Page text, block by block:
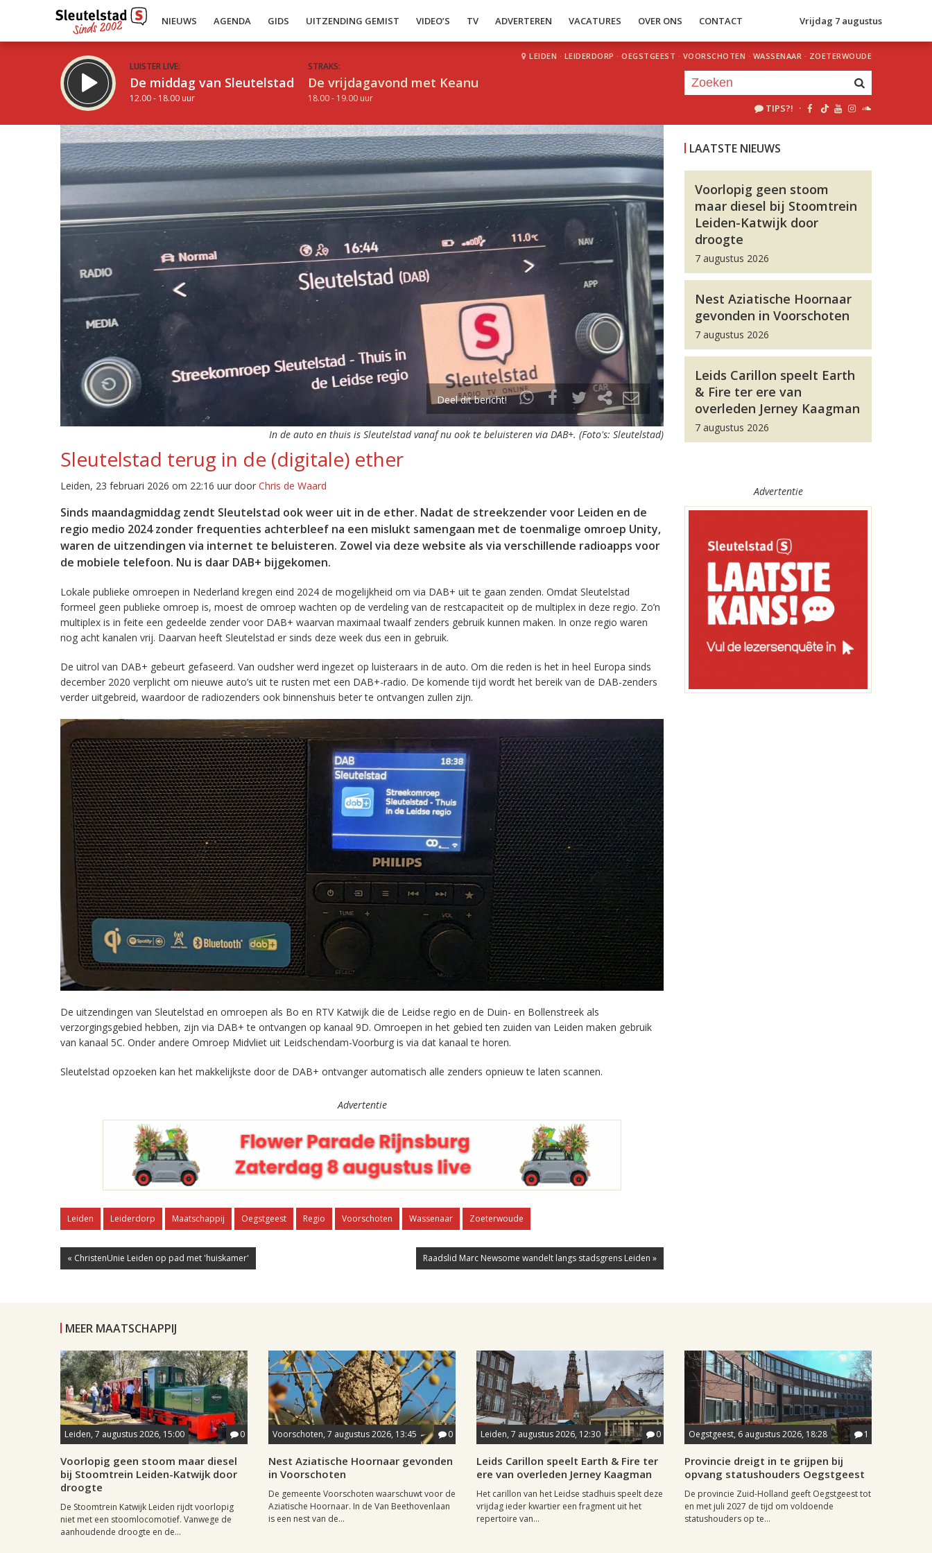
NIEUWS AGENDA GIDS UITZENDING GEMIST VIDEO’S TV ADVERTEREN VACATURES OVER ONS CONTACT Vrijdag 7 augustus
LUISTER LIVE:
De middag van Sleutelstad
12.00 - 18.00 uur
STRAKS:
De vrijdagavond met Keanu
18.00 - 19.00 uur
LEIDEN · LEIDERDORP · OEGSTGEEST · VOORSCHOTEN · WASSENAAR · ZOETERWOUDE
TIPS?! ·
Deel dit bericht!
In de auto en thuis is Sleutelstad vanaf nu ook te beluisteren via DAB+. (Foto's: Sleutelstad)
Sleutelstad terug in de (digitale) ether
Leiden, 23 februari 2026 om 22:16 uur door Chris de Waard
Sinds maandagmiddag zendt Sleutelstad ook weer uit in de ether. Nadat de streekzender voor Leiden en de
regio medio 2024 zonder frequenties achterbleef na een mislukt samengaan met de toenmalige omroep Unity,
waren de uitzendingen via internet te beluisteren. Zowel via deze website als via verschillende radioapps voor
de mobiele telefoon. Nu is daar DAB+ bijgekomen.
Lokale publieke omroepen in Nederland kregen eind 2024 de mogelijkheid om via DAB+ uit te gaan zenden. Omdat Sleutelstad
formeel geen publieke omroep is, moest de omroep wachten op de verdeling van de restcapaciteit op de multiplex in deze regio. Zo’n
multiplex is in feite een gedeelde zender voor DAB+ waarvan maximaal twaalf zenders gebruik kunnen maken. In onze regio waren
nog acht kanalen vrij. Daarvan heeft Sleutelstad er sinds deze week dus een in gebruik.
De uitrol van DAB+ gebeurt gefaseerd. Van oudsher werd ingezet op luisteraars in de auto. Om die reden is het in heel Europa sinds
december 2020 verplicht om nieuwe auto’s uit te rusten met een DAB+-radio. De komende tijd wordt het bereik van de DAB-zenders
verder uitgebreid, waardoor de radiozenders ook binnenshuis beter te ontvangen zullen zijn.
De uitzendingen van Sleutelstad en omroepen als Bo en RTV Katwijk die de Leidse regio en de Duin- en Bollenstreek als
verzorgingsgebied hebben, zijn via DAB+ te ontvangen op kanaal 9D. Omroepen in het gebied ten zuiden van Leiden maken gebruik
van kanaal 5C. Onder andere Omroep Midvliet uit Leidschendam-Voorburg is via dat kanaal te horen.
Sleutelstad opzoeken kan het makkelijkste door de DAB+ ontvanger automatisch alle zenders opnieuw te laten scannen.
Advertentie
Leiden Leiderdorp Maatschappij Oegstgeest Regio Voorschoten Wassenaar Zoeterwoude
« ChristenUnie Leiden op pad met 'huiskamer' Raadslid Marc Newsome wandelt langs stadsgrens Leiden »
LAATSTE NIEUWS
Voorlopig geen stoom
maar diesel bij Stoomtrein
Leiden-Katwijk door
droogte
7 augustus 2026
Nest Aziatische Hoornaar
gevonden in Voorschoten
7 augustus 2026
Leids Carillon speelt Earth
& Fire ter ere van
overleden Jerney Kaagman
7 augustus 2026
Advertentie
MEER MAATSCHAPPIJ
Leiden, 7 augustus 2026, 15:00 0
Voorlopig geen stoom maar diesel
bij Stoomtrein Leiden-Katwijk door
droogte
De Stoomtrein Katwijk Leiden rijdt voorlopig
niet met een stoomlocomotief. Vanwege de
aanhoudende droogte en de...
Voorschoten, 7 augustus 2026, 13:45 0
Nest Aziatische Hoornaar gevonden
in Voorschoten
De gemeente Voorschoten waarschuwt voor de
Aziatische Hoornaar. In de Van Beethovenlaan
is een nest van de...
Leiden, 7 augustus 2026, 12:30 0
Leids Carillon speelt Earth & Fire ter
ere van overleden Jerney Kaagman
Het carillon van het Leidse stadhuis speelt deze
vrijdag ieder kwartier een fragment uit het
repertoire van...
Oegstgeest, 6 augustus 2026, 18:28 1
Provincie dreigt in te grijpen bij
opvang statushouders Oegstgeest
De provincie Zuid-Holland geeft Oegstgeest tot
en met juli 2027 de tijd om voldoende
statushouders op te...